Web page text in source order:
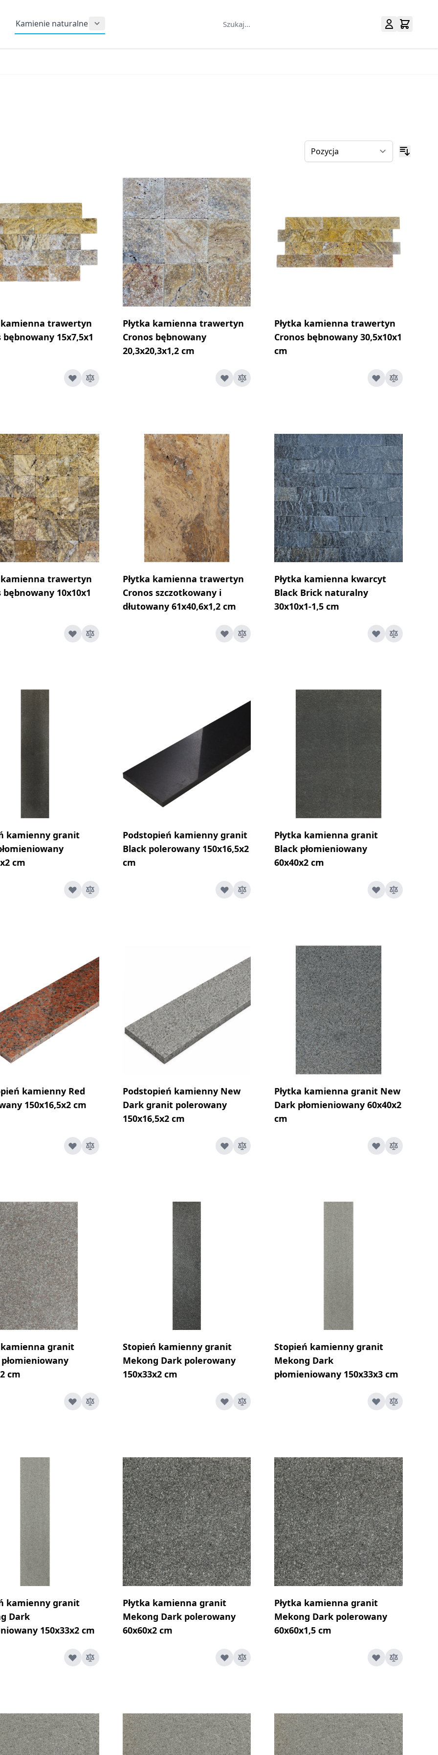
Kamienie naturalne
Show submenu for Kamienie naturalne category
Szukaj...
kamienna trawertyn
bębnowany 15x7,5x1
Płytka kamienna trawertyn
Cronos bębnowany
20,3x20,3x1,2 cm
Płytka kamienna trawertyn
Cronos bębnowany 30,5x10x1
cm
kamienna trawertyn
bębnowany 10x10x1
Płytka kamienna trawertyn
Cronos szczotkowany i
dłutowany 61x40,6x1,2 cm
Płytka kamienna kwarcyt
Black Brick naturalny
30x10x1-1,5 cm
kamienny granit
cm
Podstopień kamienny granit
Black polerowany 150x16,5x2
cm
Płytka kamienna granit
Black płomieniowany
60x40x2 cm
kamienny Red
150x16,5x2 cm
Podstopień kamienny New
Dark granit polerowany
150x16,5x2 cm
Płytka kamienna granit New
Dark płomieniowany 60x40x2
cm
kamienna granit
cm
Stopień kamienny granit
Mekong Dark polerowany
150x33x2 cm
Stopień kamienny granit
Mekong Dark
płomieniowany 150x33x3 cm
kamienny granit
Dark
150x33x2 cm
Płytka kamienna granit
Mekong Dark polerowany
60x60x2 cm
Płytka kamienna granit
Mekong Dark polerowany
60x60x1,5 cm